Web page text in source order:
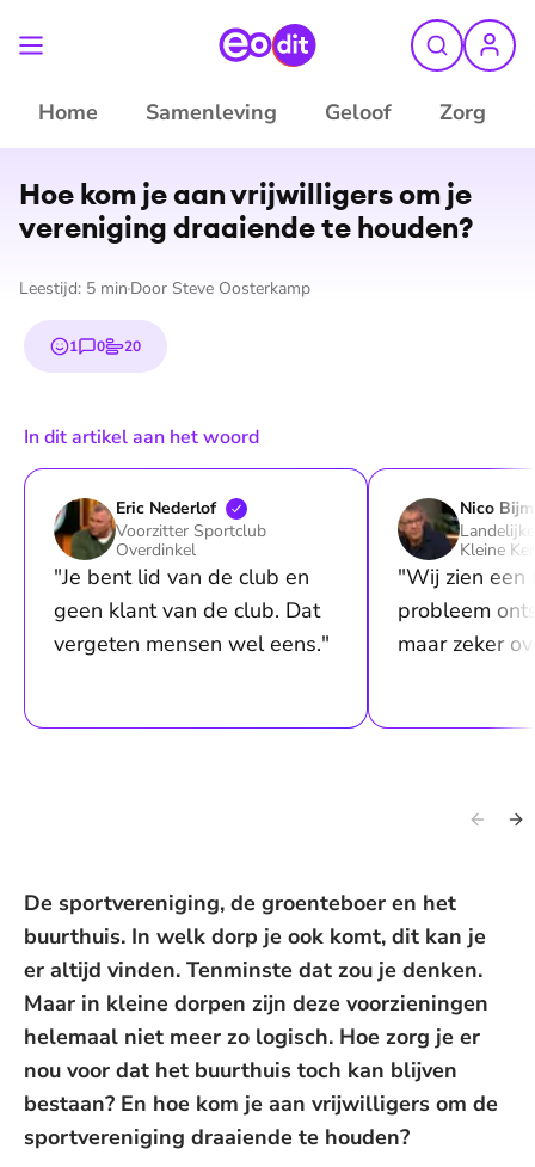
Home Samenleving Geloof Zorg
©
Hoe kom je aan vrij­wil­li­gers om je
vereniging draaiende te houden?
Leestijd: 5 min Door Steve Oosterkamp
1
emoji0
reacties
20
stemmen
In dit artikel aan het woord
Eric Nederlof
Voorzitter Sportclub
Overdinkel
"Je bent lid van de club en
geen klant van de club. Dat
vergeten mensen wel eens."
Nico
Kleine
"Wij zien een
probleem
maar zeker
De sportvereniging, de groenteboer en het
buurthuis. In welk dorp je ook komt, dit kan je
er altijd vinden. Tenminste dat zou je denken.
Maar in kleine dorpen zijn deze voorzieningen
helemaal niet meer zo logisch. Hoe zorg je er
nou voor dat het buurthuis toch kan blijven
bestaan? En hoe kom je aan vrijwilligers om de
sportvereniging draaiende te houden?